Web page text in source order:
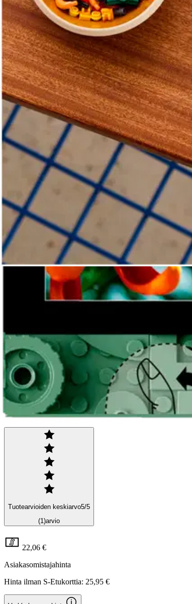
LEGO
LEGO® Botanicals 10368
Tuotearvioiden keskiarvo5/5
(1)arvio
22,06 €
Asiakasomistajahinta
Hinta ilman S-Etukorttia: 25,95 €